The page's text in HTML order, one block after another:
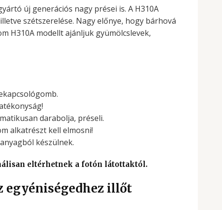
új generációs nagy prései is. A H310A
szétszerelése. Nagy előnye, hogy bárhová
H310A modellt ajánljuk gyümölcslevek,
darabolja, préseli.
alkatrészt kell elmosni!
készülnek.
eltérhetnek a fotón látottaktól.
egyéniségedhez illőt